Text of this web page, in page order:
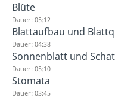
Blüte
Dauer: 05:12
Blattaufbau und
Dauer: 04:38
Sonnenblatt und
Dauer: 05:10
Stomata
Dauer: 03:45